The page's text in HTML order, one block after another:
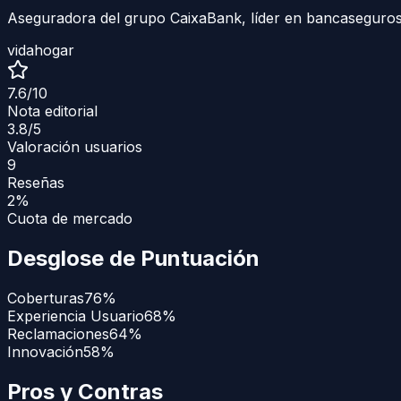
Aseguradora del grupo CaixaBank, líder en
vidahogar
7.6/10
Nota editorial
3.8/5
Valoración usuarios
9
Reseñas
2%
Cuota de mercado
Desglose de Puntuación
Coberturas76%
Experiencia Usuario68%
Reclamaciones64%
Innovación58%
Pros y Contras